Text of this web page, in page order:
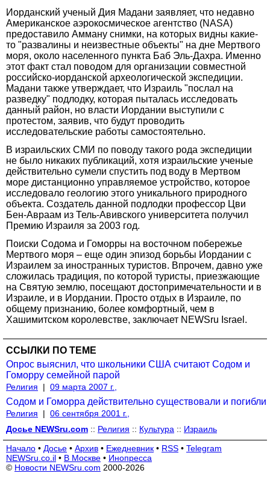
Иорданский ученый Дия Мадани заявляет, что недавно
Американское аэрокосмическое агентство (NASA)
предоставило Амману снимки, на которых видны какие-
то "развалины и неизвестные объекты" на дне Мертвого
моря, около населенного пункта Баб Эль-Дахра. Именно
этот факт стал поводом для организации совместной
российско-иорданской археологической экспедиции.
Мадани также утверждает, что Израиль "послал на
разведку" подлодку, которая пыталась исследовать
данный район, но власти Иордании выступили с
протестом, заявив, что будут проводить
исследовательские работы самостоятельно.
В израильских СМИ по поводу такого рода экспедиции
не было никаких публикаций, хотя израильские ученые
действительно сумели спустить под воду в Мертвом
море дистанционно управляемое устройство, которое
исследовало геологию этого уникального природного
объекта. Создатель данной подлодки профессор Цви
Бен-Авраам из Тель-Авивского университета получил
Премию Израиля за 2003 год.
Поиски Содома и Гоморры на восточном побережье
Мертвого моря – еще один эпизод борьбы Иордании с
Израилем за иностранных туристов. Впрочем, давно уже
сложилась традиция, по которой туристы, приезжающие
на Святую землю, посещают достопримечательности и в
Израиле, и в Иордании. Просто отдых в Израиле, по
общему признанию, более комфортный, чем в
Хашимитском королевстве, заключает NEWSru Israel.
ССЫЛКИ ПО ТЕМЕ
Опрос выяснил, что школьники США считают Содом и
Гоморру семейной парой
Религия | 09 марта 2007 г.,
Содом и Гоморра действительно существовали и погибли
Религия | 06 сентября 2001 г.,
Досье NEWSru.com :: Религия :: Культура :: Израиль
Начало • Досье • Архив • Ежедневник • RSS • Telegram
NEWSru.co.il • В Москве • Инопресса
© Новости NEWSru.com 2000-2026